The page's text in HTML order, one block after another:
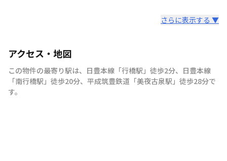
さらに表示する ▼
アクセス・地図
この物件の最寄り駅は、 日豊本線 「行橋駅 」 徒歩2分、 日豊本線
「南行橋駅 」 徒歩20分、 平成筑豊鉄道 「美夜古泉駅 」 徒歩28分で
す。